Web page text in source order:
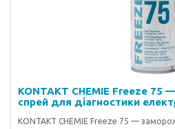
KONTAKT CHEMIE Freeze 75
спрей для діагностики
KONTAKT CHEMIE Freeze 75 —